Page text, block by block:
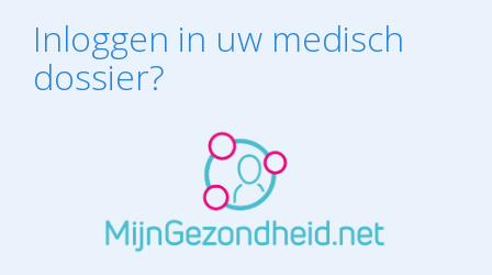
Inloggen in uw medisch
dossier?